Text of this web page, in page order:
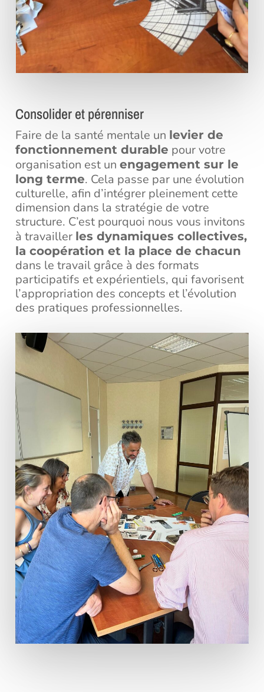
Consolider et pérenniser
Faire de la santé mentale un levier de
fonctionnement durable pour votre
organisation est un engagement sur le
long terme. Cela passe par une évolution
culturelle, afin d’intégrer pleinement cette
dimension dans la stratégie de votre
structure. C’est pourquoi nous vous invitons
à travailler les dynamiques collectives,
la coopération et la place de chacun
dans le travail grâce à des formats
participatifs et expérientiels, qui favorisent
l’appropriation des concepts et l’évolution
des pratiques professionnelles.